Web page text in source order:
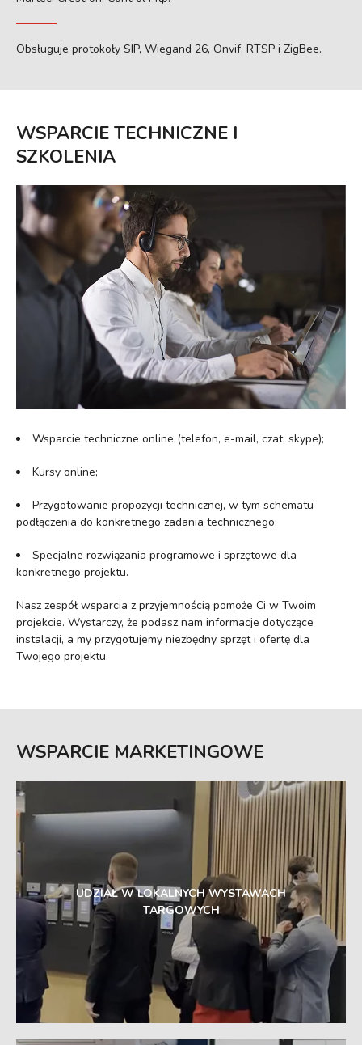
Obsługuje protokoły SIP, Wiegand 26, Onvif, RTSP i ZigBee.
WSPARCIE TECHNICZNE I
SZKOLENIA
Wsparcie techniczne online (telefon, e-mail, czat, skype);
Kursy online;
Przygotowanie propozycji technicznej, w tym schematu
podłączenia do konkretnego zadania technicznego;
Specjalne rozwiązania programowe i sprzętowe dla
konkretnego projektu.
Nasz zespół wsparcia z przyjemnością pomoże Ci w Twoim
projekcie. Wystarczy, że podasz nam informacje dotyczące
instalacji, a my przygotujemy niezbędny sprzęt i ofertę dla
Twojego projektu.
WSPARCIE MARKETINGOWE
UDZIAŁ W LOKALNYCH WYSTAWACH
TARGOWYCH